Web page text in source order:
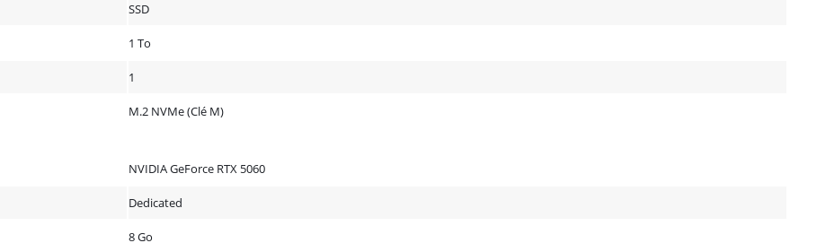
SSD
1 To
1
M.2 NVMe (Clé M)
NVIDIA GeForce RTX 5060
Dedicated
8 Go